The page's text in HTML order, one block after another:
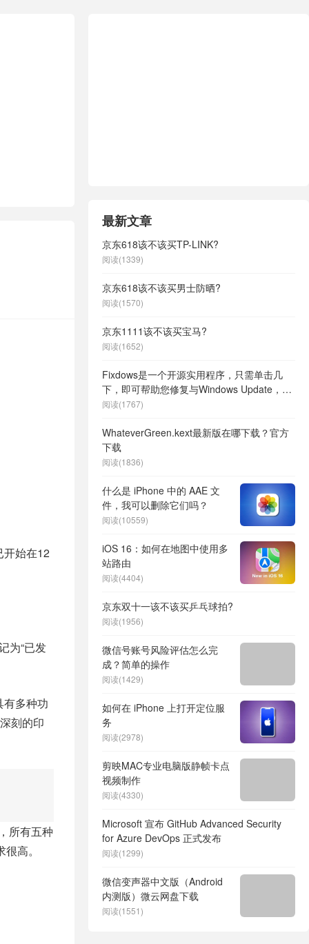
开始在12
为“已发
多种功
刻的印
所有五种
高。
最新文章
京东618该不该买TP-LINK?
阅读(1339)
京东618该不该买男士防晒?
阅读(1570)
京东1111该不该买宝马?
阅读(1652)
Fixdows是一个开源实用程序，只需单击几
下，即可帮助您修复与Windows Update，
Microsoft Store应用程序有关的错误
阅读(1767)
WhateverGreen.kext最新版在哪下载？官方
下载
阅读(1836)
什么是 iPhone 中的 AAE 文
件，我可以删除它们吗？
阅读(10559)
iOS 16：如何在地图中使用多
站路由
阅读(4404)
京东双十一该不该买乒乓球拍?
阅读(1956)
微信号账号风险评估怎么完
成？简单的操作
阅读(1429)
如何在 iPhone 上打开定位服
务
阅读(2978)
剪映MAC专业电脑版静帧卡点
视频制作
阅读(4330)
Microsoft 宣布 GitHub Advanced Security
for Azure DevOps 正式发布
阅读(1299)
微信变声器中文版（Android
内测版）微云网盘下载
阅读(1551)